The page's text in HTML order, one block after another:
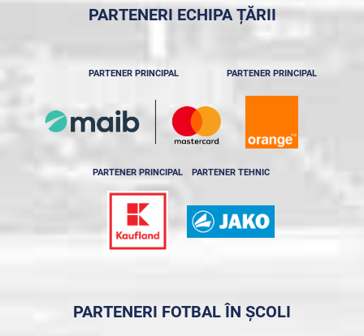
PARTENERI ECHIPA ȚĂRII
PARTENER PRINCIPAL PARTENER PRINCIPAL
PARTENER PRINCIPAL PARTENER TEHNIC
PARTENERI FOTBAL ÎN ȘCOLI